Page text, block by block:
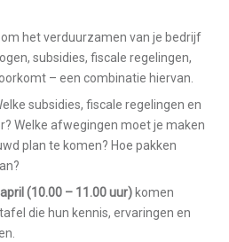
het verduurzamen van je bedrijf
subsidies, fiscale regelingen,
– een combinatie hiervan.
subsidies, fiscale regelingen en
Welke afwegingen moet je maken
plan te komen? Hoe pakken
(10.00 – 11.00 uur) komen
die hun kennis, ervaringen en